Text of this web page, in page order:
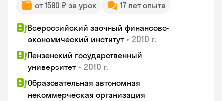
от 1590 ₽ за урок 17 лет опыта
Всероссийский заочный финансово-
экономический институт • 2010 г.
Пензенский государственный
университет • 2010 г.
Образовательная автономная
некоммерческая организация